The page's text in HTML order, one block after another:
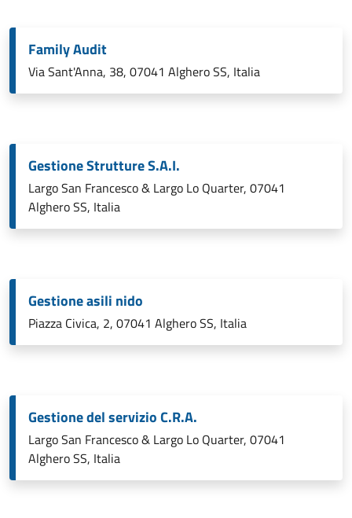
Family Audit
Via Sant'Anna, 38, 07041 Alghero SS, Italia
Gestione Strutture S.A.I.
Largo San Francesco & Largo Lo Quarter, 07041
Alghero SS, Italia
Gestione asili nido
Piazza Civica, 2, 07041 Alghero SS, Italia
Gestione del servizio C.R.A.
Largo San Francesco & Largo Lo Quarter, 07041
Alghero SS, Italia